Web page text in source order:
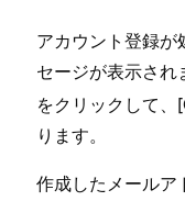
アカウント登録が
セ⁠ージが表示され
をクリ⁠ックして⁠
ります⁠。
作成したメ⁠ール